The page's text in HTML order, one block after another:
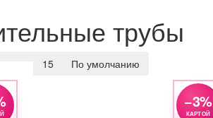
трубы
15 По умолчанию
−3%
КАРТОЙ
Просмотр